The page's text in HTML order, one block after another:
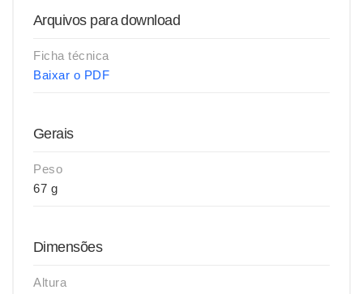
Arquivos para download
Ficha técnica
Baixar o PDF
Gerais
Peso
67 g
Dimensões
Altura